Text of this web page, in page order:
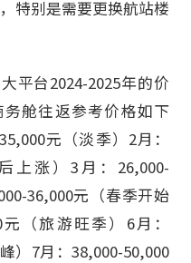
特别是需要更换航站楼
平台2024-2025年的价
舱往返参考价格如下
元（淡季）2月：
上涨）3月：26,000-
36,000元（春季开始
（旅游旺季）6月：
）7月：38,000-50,000